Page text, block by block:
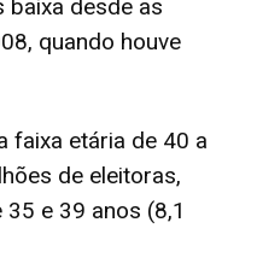
baixa desde as
quando houve
faixa etária de 40 a
de eleitoras,
e 39 anos (8,1